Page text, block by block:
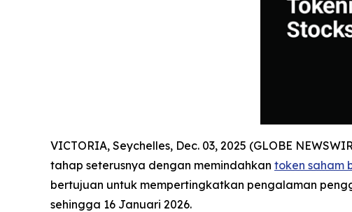
VICTORIA, Seychelles, Dec. 03, 2025 (GLOBE
tahap seterusnya dengan memindahkan token saham
bertujuan untuk mempertingkatkan pengalaman
sehingga 16 Januari 2026.